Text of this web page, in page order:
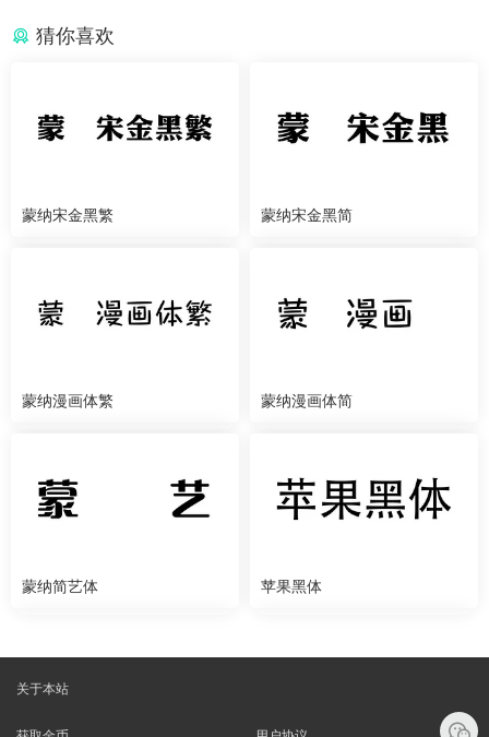
猜你喜欢
蒙纳宋金黑繁 蒙纳宋金黑简
蒙纳漫画体繁 蒙纳漫画体简
蒙纳简艺体 苹果黑体
关于本站